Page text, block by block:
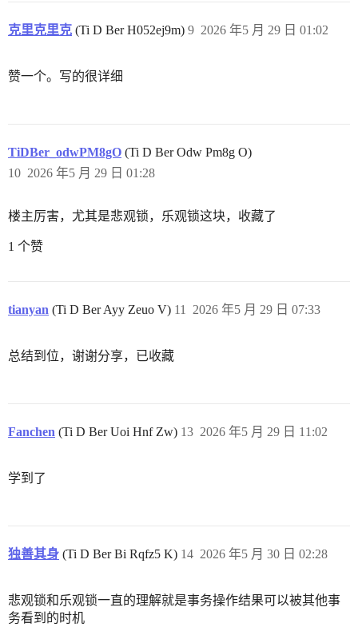
克里克里克 (Ti D Ber H052ej9m) 2026 年5 月 29 日 01:02
9
赞一个。写的很详细
TiDBer_odwPM8gO (Ti D Ber Odw Pm8g O)
2026 年5 月 29 日 01:28
10
楼主厉害，尤其是悲观锁，乐观锁这块，收藏了
1 个赞
tianyan (Ti D Ber Ayy Zeuo V) 2026 年5 月 29 日 07:33
11
总结到位，谢谢分享，已收藏
Fanchen (Ti D Ber Uoi Hnf Zw) 2026 年5 月 29 日 11:02
13
学到了
独善其身 (Ti D Ber Bi Rqfz5 K) 2026 年5 月 30 日 02:28
14
悲观锁和乐观锁一直的理解就是事务操作结果可以被其他事
务看到的时机